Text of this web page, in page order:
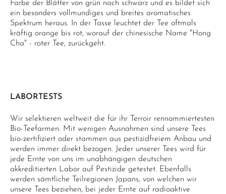
Farbe der Blätter von grün nach schwarz und es bildet sich
ein besonders vollmundiges und breites aromatisches
Spektrum heraus. In der Tasse leuchtet der Tee oftmals
kräftig orange bis rot, worauf der chinesische Name "Hong
Cha" - roter Tee, zurückgeht.
LABORTESTS
Wir selektieren weltweit die für ihr Terroir rennommiertesten
Bio-Teefarmen. Mit wenigen Ausnahmen sind unsere Tees
bio-zertifiziert oder stammen aus pestizidfreiem Anbau und
werden immer direkt bezogen. Jeder unserer Tees wird für
jede Ernte von uns im unabhängigen deutschen
akkreditierten Labor auf Pestizide getestet. Ebenfalls
werden sämtliche Teilregionen Japans, von welchen wir
unsere Tees beziehen, bei jeder Ernte auf radioaktive